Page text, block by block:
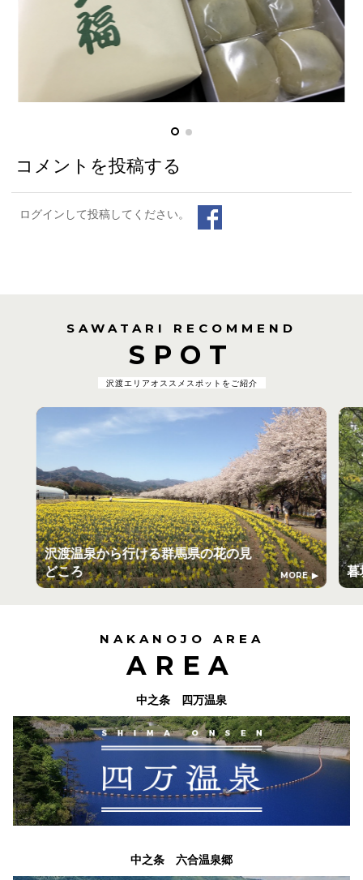
コメントを投稿する
ログインして投稿してください。
SAWATARI RECOMMEND
SPOT
沢渡エリアオススメスポットをご紹介
沢渡温泉から行ける群馬県の花の見
どころ
MORE 暮
NAKANOJO AREA
AREA
中之条 四万温泉
中之条 六合温泉郷